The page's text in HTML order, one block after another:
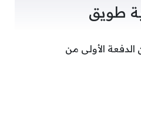
طويق
الأولى من